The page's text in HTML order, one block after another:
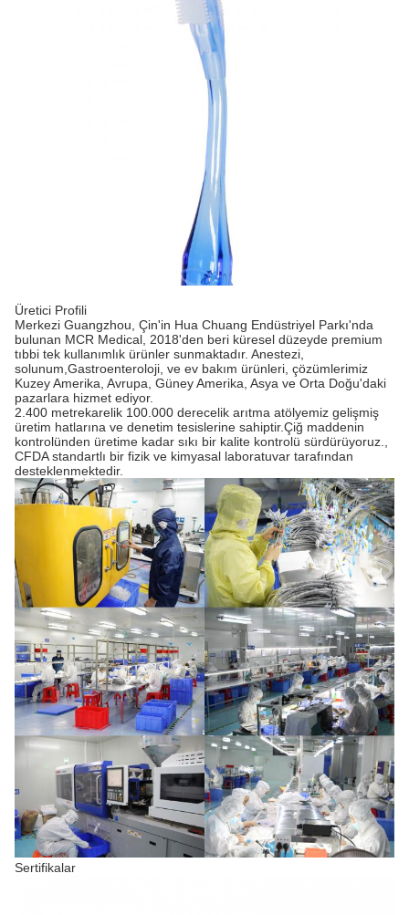
Üretici Profili
Merkezi Guangzhou, Çin'in Hua Chuang Endüstriyel Parkı'nda
bulunan MCR Medical, 2018'den beri küresel düzeyde premium
tıbbi tek kullanımlık ürünler sunmaktadır. Anestezi,
solunum,Gastroenteroloji, ve ev bakım ürünleri, çözümlerimiz
Kuzey Amerika, Avrupa, Güney Amerika, Asya ve Orta Doğu'daki
pazarlara hizmet ediyor.
2.400 metrekarelik 100.000 derecelik arıtma atölyemiz gelişmiş
üretim hatlarına ve denetim tesislerine sahiptir.Çiğ maddenin
kontrolünden üretime kadar sıkı bir kalite kontrolü sürdürüyoruz.,
CFDA standartlı bir fizik ve kimyasal laboratuvar tarafından
desteklenmektedir.
Sertifikalar